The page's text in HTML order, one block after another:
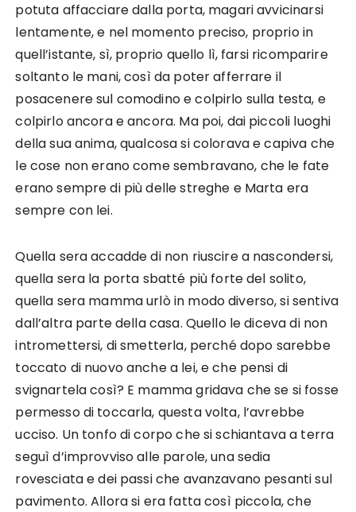
potuta affacciare dalla porta, magari avvicinarsi
lentamente, e nel momento preciso, proprio in
quell’istante, sì, proprio quello lì, farsi ricomparire
soltanto le mani, così da poter afferrare il
posacenere sul comodino e colpirlo sulla testa, e
colpirlo ancora e ancora. Ma poi, dai piccoli luoghi
della sua anima, qualcosa si colorava e capiva che
le cose non erano come sembravano, che le fate
erano sempre di più delle streghe e Marta era
sempre con lei.
Quella sera accadde di non riuscire a nascondersi,
quella sera la porta sbatté più forte del solito,
quella sera mamma urlò in modo diverso, si sentiva
dall’altra parte della casa. Quello le diceva di non
intromettersi, di smetterla, perché dopo sarebbe
toccato di nuovo anche a lei, e che pensi di
svignartela così? E mamma gridava che se si fosse
permesso di toccarla, questa volta, l’avrebbe
ucciso. Un tonfo di corpo che si schiantava a terra
seguì d’improvviso alle parole, una sedia
rovesciata e dei passi che avanzavano pesanti sul
pavimento. Allora si era fatta così piccola, che